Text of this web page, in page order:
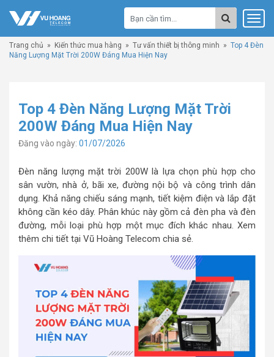
Trang chủ » Kiến thức mua hàng » Tư vấn thiết bị thông minh » Top 4 Đèn
Năng Lượng Mặt Trời 200W Đáng Mua Hiện Nay
Top 4 Đèn Năng Lượng Mặt Trời
200W Đáng Mua Hiện Nay
Đăng vào ngày: 01/07/2026
Đèn năng lượng mặt trời 200W là lựa chọn phù hợp cho
sân vườn, nhà ở, bãi xe, đường nội bộ và công trình dân
dụng. Khả năng chiếu sáng mạnh, tiết kiệm điện và lắp đặt
không cần kéo dây. Phân khúc này gồm cả đèn pha và đèn
đường, mỗi loại phù hợp một mục đích khác nhau. Xem
thêm chi tiết tại Vũ Hoàng Telecom chia sẻ.